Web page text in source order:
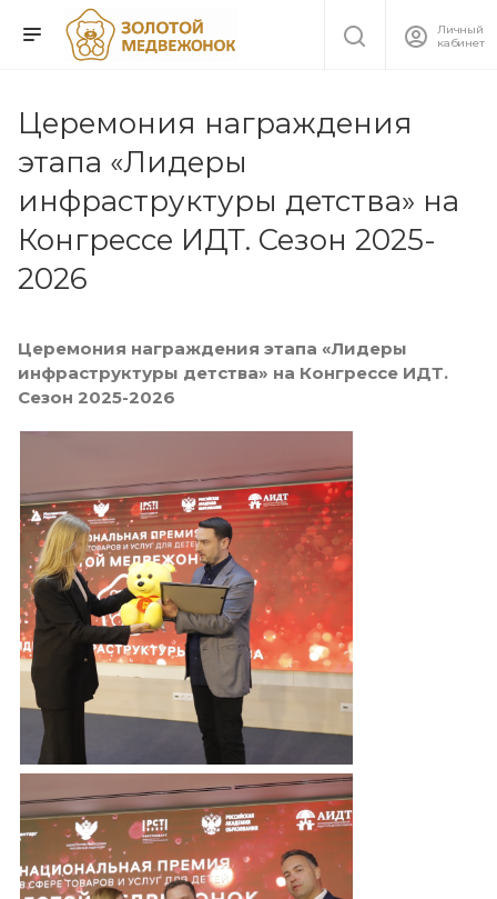
Личный
кабинет
Церемония награждения
этапа «Лидеры
инфраструктуры детства» на
Конгрессе ИДТ. Сезон 2025-
2026
Церемония награждения этапа «Лидеры
инфраструктуры детства» на Конгрессе ИДТ.
Сезон 2025-2026